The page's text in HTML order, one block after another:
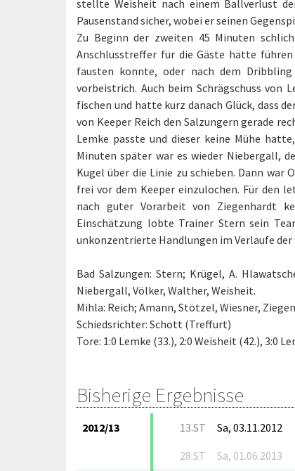
stellte Weisheit nach einem Ballverlust
Pausenstand sicher, wobei er seinen
Zu Beginn der zweiten 45 Minuten
Anschlusstreffer für die Gäste hätte
fausten konnte, oder nach dem
vorbeistrich. Auch beim Schrägschuss von
fischen und hatte kurz danach Glück, dass
von Keeper Reich den Salzungern gerade
Lemke passte und dieser keine Mühe
Minuten später war es wieder Niebergall,
Kugel über die Linie zu schieben. Dann
frei vor dem Keeper einzulochen. Für den
nach guter Vorarbeit von Ziegenhardt
Einschätzung lobte Trainer Stern sein
unkonzentrierte Handlungen im Verlaufe der
Bad Salzungen: Stern; Krügel, A.
Niebergall, Völker, Walther, Weisheit.
Mihla: Reich; Amann, Stötzel, Wiesner,
Schiedsrichter: Schott (Treffurt)
Tore: 1:0 Lemke (33.), 2:0 Weisheit (42.), 3:0
Bisherige Ergebnisse
2012/13 13.ST Sa, 03.11.2012
28.ST
Sa, 01.06.2013